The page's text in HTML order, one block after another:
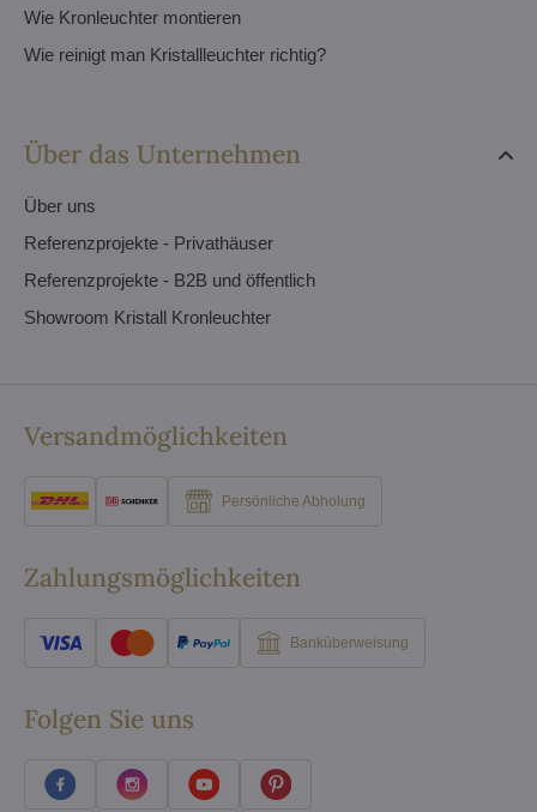
Wie Kronleuchter montieren
Wie reinigt man Kristallleuchter richtig?
Über das Unternehmen
Über uns
Referenzprojekte - Privathäuser
Referenzprojekte - B2B und öffentlich
Showroom Kristall Kronleuchter
Versandmöglichkeiten
Persönliche Abholung
Zahlungsmöglichkeiten
Banküberweisung
Folgen Sie uns